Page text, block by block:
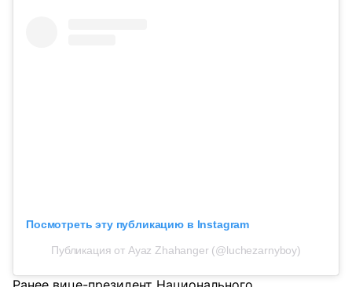
Посмотреть эту публикацию в Instagram
Публикация от Ayaz Zhahanger (@luchezarnyboy)